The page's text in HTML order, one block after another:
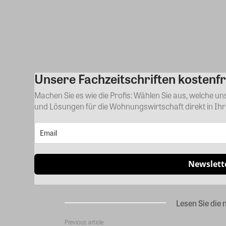
Unsere Fachzeitschriften
Machen Sie es wie die Profis: Wählen Sie aus, welche
und Lösungen für die Wohnungswirtschaft direkt in
Lesen Sie
Previous article